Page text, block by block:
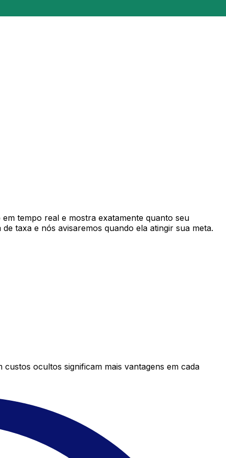
tempo real e mostra exatamente quanto seu
taxa e nós avisaremos quando ela atingir sua meta.
ocultos significam mais vantagens em cada